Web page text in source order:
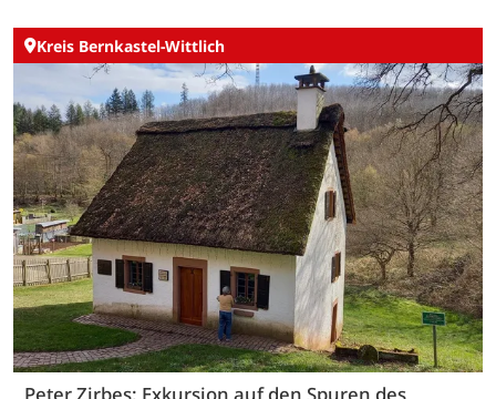
Kreis Bernkastel-Wittlich